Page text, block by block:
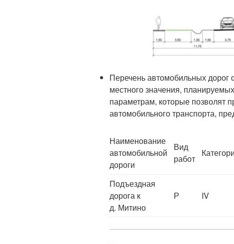
Перечень автомобильных дорог
местного значения,
параметрам, которые позволят
автомобильного транспорта,
Наименование
автомобильной
дороги
Вид
работ
Подъездная
дорога к
д. Митино
Р IV